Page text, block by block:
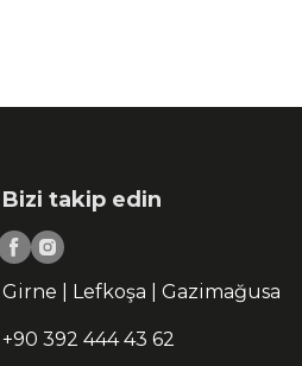
Bizi takip edin
Girne | Lefkoşa | Gazimağusa
+90 392 444 43 62